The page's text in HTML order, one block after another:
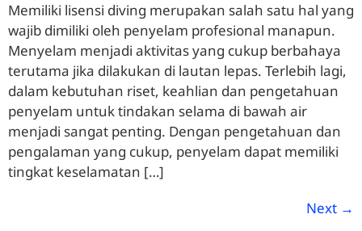
Memiliki lisensi diving merupakan salah satu hal yang
wajib dimiliki oleh penyelam profesional manapun.
Menyelam menjadi aktivitas yang cukup berbahaya
terutama jika dilakukan di lautan lepas. Terlebih lagi,
dalam kebutuhan riset, keahlian dan pengetahuan
penyelam untuk tindakan selama di bawah air
menjadi sangat penting. Dengan pengetahuan dan
pengalaman yang cukup, penyelam dapat memiliki
tingkat keselamatan […]
Next →